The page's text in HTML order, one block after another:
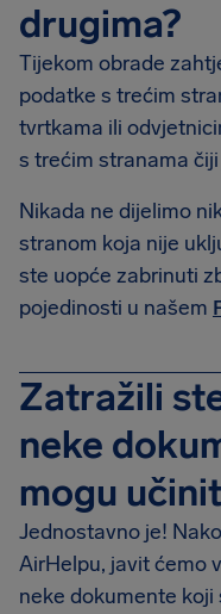
drugima?
Tijekom obrade
podatke s trećim
tvrtkama ili
s trećim stranama
Nikada ne dijelimo
stranom koja nije
ste uopće zabrinuti
pojedinosti u našem
Zatražili
neke
mogu
Jednostavno je!
AirHelpu, javit ćemo
neke dokumente